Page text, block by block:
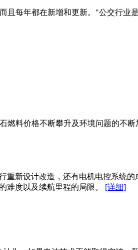
且每年都在新增和更新。"公交行业
燃料价格不断攀升及环境问题的不
重新设计改造，还有电机电控系统
难度以及续航里程的局限。 [详细]